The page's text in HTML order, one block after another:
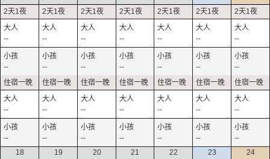
--
--
--
--
--
--
--
--
--
--
--
--
--
--
--
--
--
--
--
--
--
--
--
--
--
--
--
--
18
19 20 21 22 23 24